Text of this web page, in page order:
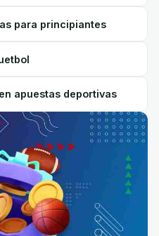
para principiantes
apuestas deportivas